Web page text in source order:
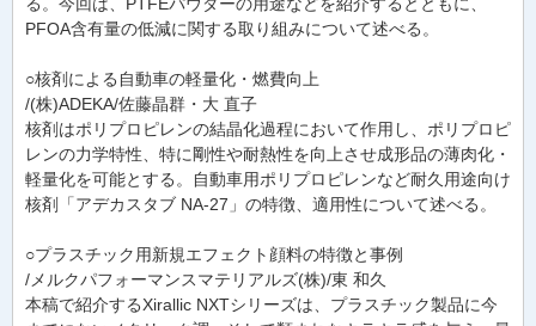
PFOA含有量の低減に関する取り組みについて述べる。
○核剤による自動車の軽量化・燃費向上
/(株)ADEKA/佐藤晶群・大 直子
核剤はポリプロピレンの結晶化過程において作用し、ポリプロピ
レンの力学特性、特に剛性や耐熱性を向上させ成形品の薄肉化・
軽量化を可能とする。自動車用ポリプロピレンなど耐久用途向け
核剤「アデカスタブ NA-27」の特徴、適用性について述べる。
○プラスチック用新規エフェクト顔料の特徴と事例
/メルクパフォーマンスマテリアルズ(株)/東 和久
本稿で紹介するXirallic NXTシリーズは、プラスチック製品に今